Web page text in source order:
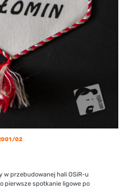
02
w przebudowanej hali OSiR-u
pierwsze spotkanie ligowe po